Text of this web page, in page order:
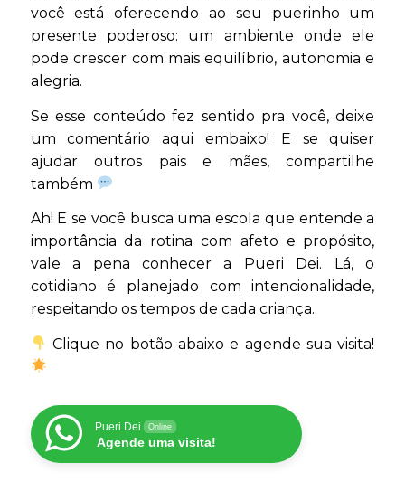
você está oferecendo ao seu puerinho um
presente poderoso: um ambiente onde ele
pode crescer com mais equilíbrio, autonomia e
alegria.
Se esse conteúdo fez sentido pra você, deixe
um comentário aqui embaixo! E se quiser
ajudar outros pais e mães, compartilhe
também
Ah! E se você busca uma escola que entende a
importância da rotina com afeto e propósito,
vale a pena conhecer a Pueri Dei. Lá, o
cotidiano é planejado com intencionalidade,
respeitando os tempos de cada criança.
Clique no botão abaixo e agende sua visita!
Pueri Dei Online
Agende uma visita!